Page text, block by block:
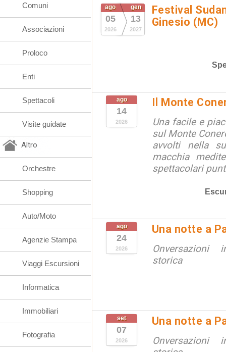
ago
05
2026
gen
13
2027
Festival
Ginesio (MC)
ago
14
2026
Il Monte
Una facile e
sul Monte
avvolti nella
macchia
spettacolari
ago
24
2026
Una notte a
Onversazioni
storica
set
07
2026
Una notte a
Onversazioni
Comuni
Associazioni
Proloco
Enti
Spettacoli
Visite guidate
Altro
Orchestre
Shopping
Auto/Moto
Agenzie Stampa
Viaggi Escursioni
Informatica
Immobiliari
Fotografia